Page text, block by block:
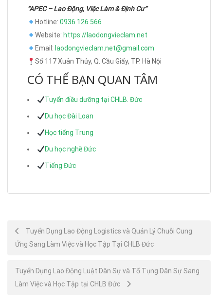
“APEC – Lao Động, Việc Làm & Định Cư”
Hotline: 0936 126 566
Website: https://laodongvieclam.net
Email: laodongvieclam.net@gmail.com
Số 117 Xuân Thủy, Q. Cầu Giấy, TP. Hà Nội
CÓ THỂ BẠN QUAN TÂM
Tuyển điều dưỡng tại CHLB. Đức
Du học Đài Loan
Học tiếng Trung
Du học nghề Đức
Tiếng Đức
Post
navigation
Tuyển Dụng Lao Động Logistics và Quản Lý Chuỗi Cung
Ứng Sang Làm Việc và Học Tập Tại CHLB Đức
Tuyển Dụng Lao Động Luật Dân Sự và Tố Tụng Dân Sự Sang
Làm Việc và Học Tập tại CHLB Đức